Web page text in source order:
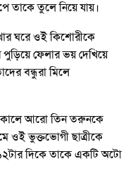
তাকে তুলে নিয়ে যায়।
ঘরে ওই কিশোরীকে
ফেলার ভয় দেখিয়ে
বন্ধুরা মিলে
আরো তিন তরুনকে
ওই ভুক্তভোগী ছাত্রীকে
দিকে তাকে একটি অটো